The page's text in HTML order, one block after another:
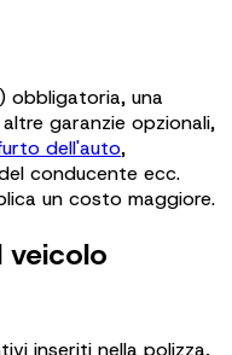
obbligatoria, una
garanzie opzionali,
dell'auto,
conducente ecc.
un costo maggiore.
veicolo
inseriti nella polizza,